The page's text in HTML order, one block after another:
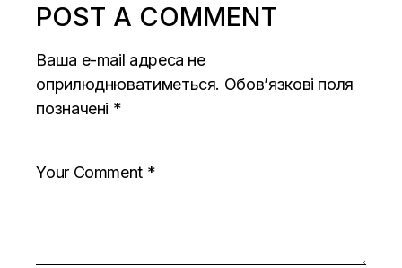
POST A COMMENT
Ваша e-mail адреса не
оприлюднюватиметься. Обов’язкові поля
позначені *